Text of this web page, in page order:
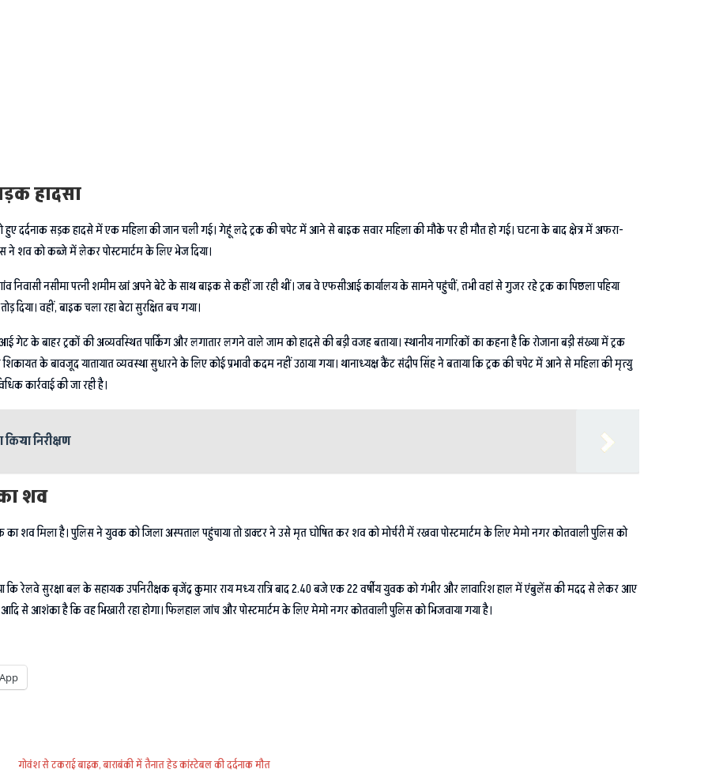
हादसा
हुए दर्दनाक सड़क हादसे में एक महिला की जान चली गई। गेहूं लदे ट्रक की चपेट में आने से बाइक सवार महिला की मौके पर ही मौत हो गई। घटना के बाद क्षेत्र में अफरा-
शव को कब्जे में लेकर पोस्टमार्टम के लिए भेज दिया।
निवासी नसीमा पत्नी शमीम खां अपने बेटे के साथ बाइक से कहीं जा रही थीं। जब वे एफसीआई कार्यालय के सामने पहुंचीं, तभी वहां से गुजर रहे ट्रक का पिछला पहिया
दिया। वहीं, बाइक चला रहा बेटा सुरक्षित बच गया।
के बाहर ट्रकों की अव्यवस्थित पार्किंग और लगातार लगने वाले जाम को हादसे की बड़ी वजह बताया। स्थानीय नागरिकों का कहना है कि रोजाना बड़ी संख्या में ट्रक
के बावजूद यातायात व्यवस्था सुधारने के लिए कोई प्रभावी कदम नहीं उठाया गया। थानाध्यक्ष कैंट संदीप सिंह ने बताया कि ट्रक की चपेट में आने से महिला की मृत्यु
कार्रवाई की जा रही है।
निरीक्षण
शव
मिला है। पुलिस ने युवक को जिला अस्पताल पहुंचाया तो डाक्टर ने उसे मृत घोषित कर शव को मोर्चरी में रखवा पोस्टमार्टम के लिए मेमो नगर कोतवाली पुलिस को
कि रेलवे सुरक्षा बल के सहायक उपनिरीक्षक बृजेंद्र कुमार राय मध्य रात्रि बाद 2.40 बजे एक 22 वर्षीय युवक को गंभीर और लावारिश हाल में एंबुलेंस की मदद से लेकर आए
से आशंका है कि वह भिखारी रहा होगा। फिलहाल जांच और पोस्टमार्टम के लिए मेमो नगर कोतवाली पुलिस को भिजवाया गया है।
गोवंश से टकराई बाइक, बाराबंकी में तैनात हेड कांस्टेबल की दर्दनाक मौत